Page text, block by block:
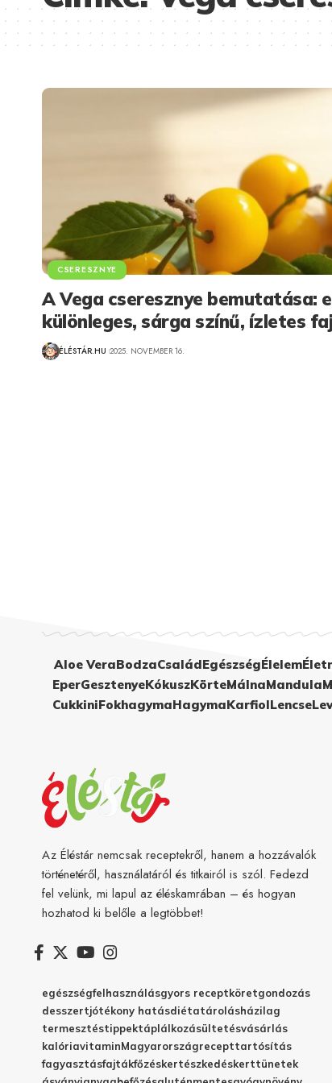
CSERESZNYE
A Vega cseresznye bemutatása:
különleges, sárga színű, ízletes
ÉLÉSTÁR.HU 2025. NOVEMBER 16.
Aloe VeraBodzaCsaládEgészségÉlelem
EperGesztenyeKókuszKörteMálnaMandula
CukkiniFokhagymaHagymaKarfiolLencse
Az Éléstár nemcsak receptekről, hanem a hozzávalók
történetéről, használatáról és titkairól is szól. Fedezd
fel velünk, mi lapul az éléskamrában – és hogyan
hozhatod ki belőle a legtöbbet!
egészségfelhasználásgyors receptköretgondozás
desszertjótékony hatásdiétatárolásházilag
termesztéstippektáplálkozásültetésvásárlás
kalóriavitaminMagyarországrecepttartósítás
fagyasztásfajtákfőzéskertészkedéskerttünetek